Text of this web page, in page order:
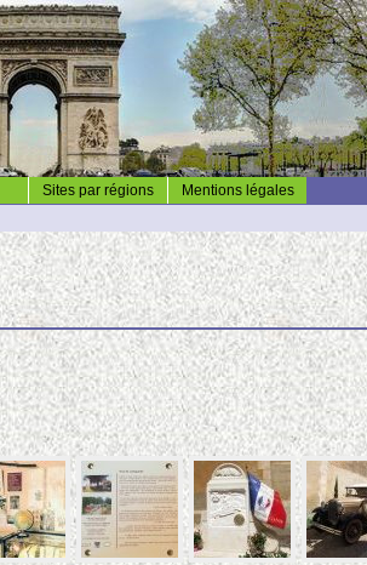
Sites par régions
Mentions légales